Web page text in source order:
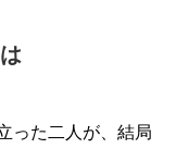
った二人が、結局